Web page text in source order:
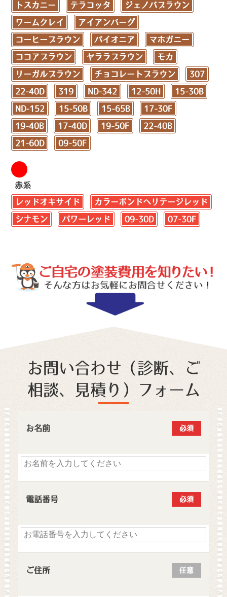
トスカニー テラコッタ ジェノバブラウン
ワームクレイ アイアンバーグ
コーヒーブラウン パイオニア マホガニー
ココアブラウン ヤララブラウン モカ
リーガルブラウン チョコレートブラウン 307
22-40D 319 ND-342 12-50H 15-30B
ND-152 15-50B 15-65B 17-30F
19-40B 17-40D 19-50F 22-40B
21-60D 09-50F
赤系
レッドオキサイド カラーボンドヘリテージレッド
シナモン パワーレッド 09-30D 07-30F
お問い合わせ（診断、ご
相談、見積り）フォーム
お名前 必須
電話番号 必須
ご住所 任意